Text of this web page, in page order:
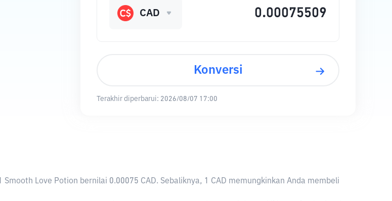
CAD
Konversi
Terakhir diperbarui: 2026/08/07 17:00
Smooth Love Potion bernilai 0.00075 CAD. Sebaliknya, 1 CAD memungkinkan Anda membeli